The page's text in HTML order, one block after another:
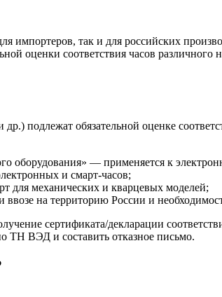
импортеров, так и для российских
оценки соответствия часов различного
подлежат обязательной оценке
оборудования» — применяется к
и смарт-часов;
для механических и кварцевых моделей;
на территорию России и
сертификата/декларации
ТН ВЭД и составить отказное письмо.